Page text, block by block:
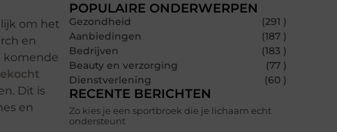
om het
en
komende
Dit is
en
POPULAIRE ONDERWERPEN
Gezondheid
(291 )
Aanbiedingen
(187 )
Bedrijven
(183 )
Beauty en verzorging
(77 )
Dienstverlening
(60 )
RECENTE BERICHTEN
Zo kies je een sportbroek die je lichaam echt
ondersteunt